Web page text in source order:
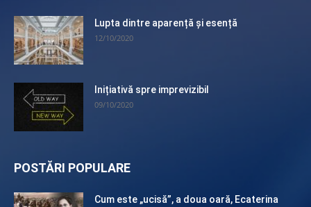
Lupta dintre aparență și esență
12/10/2020
Inițiativă spre imprevizibil
09/10/2020
POSTĂRI POPULARE
Cum este „ucisă”, a doua oară, Ecaterina